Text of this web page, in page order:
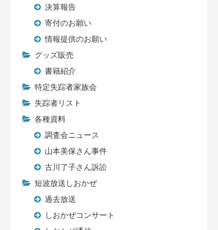
決算報告
寄付のお願い
情報提供のお願い
グッズ販売
書籍紹介
特定失踪者家族会
失踪者リスト
各種資料
調査会ニュース
山本美保さん事件
古川了子さん訴訟
短波放送しおかぜ
過去放送
しおかぜコンサート